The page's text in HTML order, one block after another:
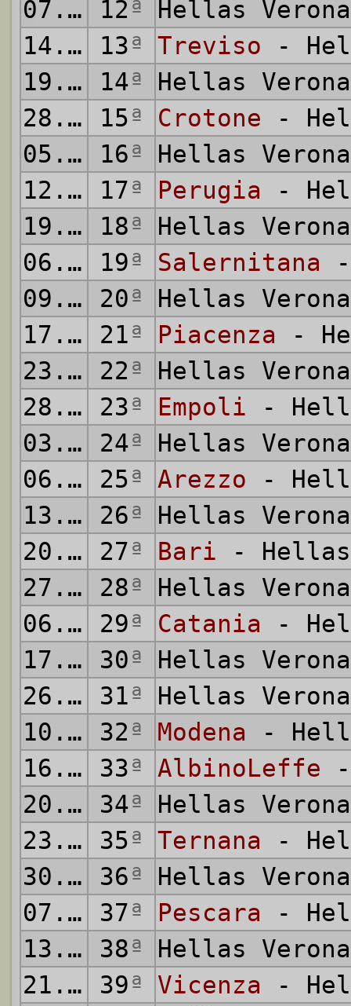
07.11.2004 12ª
Hellas
14.11.2004
13ª Treviso -
19.11.2004
14ª
Hellas
28.11.2004
15ª Crotone -
05.12.2004
16ª
Hellas
12.12.2004
17ª Perugia -
19.12.2004
18ª
Hellas
06.01.2005
19ª Salernitana
09.01.2005
20ª
Hellas
17.01.2005
21ª Piacenza -
23.01.2005
22ª
Hellas
28.01.2005
23ª Empoli -
03.02.2005
24ª
Hellas
06.02.2005
25ª Arezzo -
13.02.2005
26ª
Hellas
20.02.2005
27ª Bari - Hellas
27.02.2005
28ª
Hellas
06.03.2005
29ª Catania -
17.03.2005
30ª
Hellas
26.03.2005
31ª
Hellas
10.04.2005
32ª Modena -
16.04.2005
33ª AlbinoLeffe
20.04.2005
34ª
Hellas
23.04.2005
35ª Ternana -
30.04.2005
36ª
Hellas
07.05.2005
37ª Pescara -
13.05.2005
38ª
Hellas
21.05.2005
39ª Vicenza -